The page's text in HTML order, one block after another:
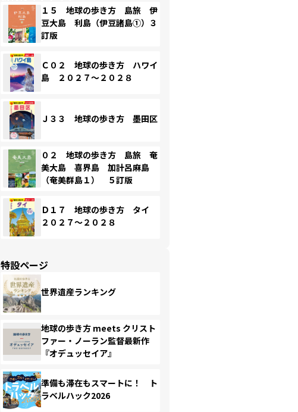
１５ 地球の歩き方 島旅 伊
豆大島 利島（伊豆諸島①）３
訂版
Ｃ０２ 地球の歩き方 ハワイ
島 ２０２７～２０２８
Ｊ３３ 地球の歩き方 墨田区
０２ 地球の歩き方 島旅 奄
美大島 喜界島 加計呂麻島
（奄美群島１） ５訂版
Ｄ１７ 地球の歩き方 タイ
２０２７～２０２８
特設ページ
世界遺産ランキング
地球の歩き方 meets クリスト
ファー・ノーラン監督最新作
『オデュッセイア』
準備も滞在もスマートに！ ト
ラベルハック2026